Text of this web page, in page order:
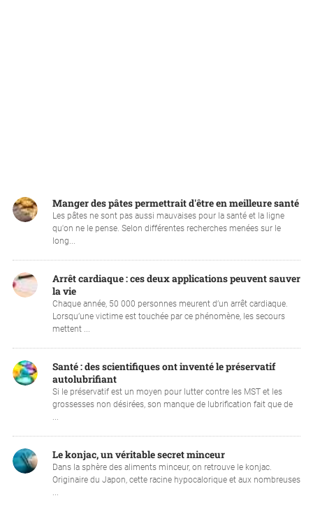
Manger des pâtes permettrait d'être en meilleure santé
Les pâtes ne sont pas aussi mauvaises pour la santé et la ligne
qu'on ne le pense. Selon différentes recherches menées sur le
long...
Arrêt cardiaque : ces deux applications peuvent sauver
la vie
Chaque année, 50 000 personnes meurent d’un arrêt cardiaque.
Lorsqu’une victime est touchée par ce phénomène, les secours
mettent ...
Santé : des scientifiques ont inventé le préservatif
autolubrifiant
Si le préservatif est un moyen pour lutter contre les MST et les
grossesses non désirées, son manque de lubrification fait que de
...
Le konjac, un véritable secret minceur
Dans la sphère des aliments minceur, on retrouve le konjac.
Originaire du Japon, cette racine hypocalorique et aux nombreuses
...